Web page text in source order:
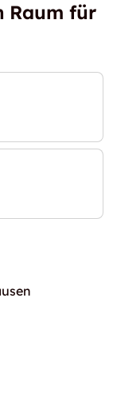
Raum für